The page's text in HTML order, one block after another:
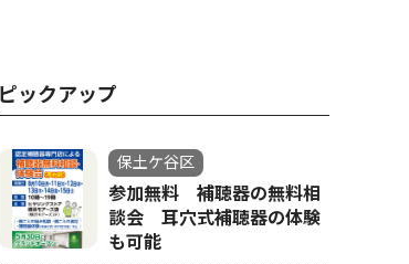
ピックアップ
保土ケ谷区
参加無料 補聴器の無料相
談会 耳穴式補聴器の体験
も可能